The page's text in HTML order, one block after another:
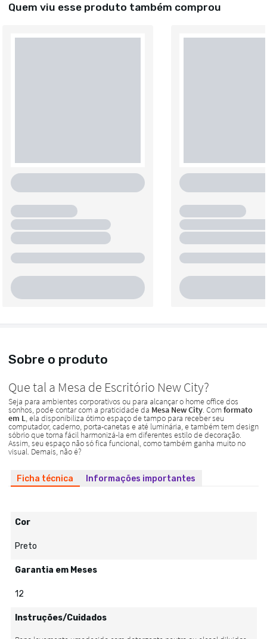
Quem viu esse produto também comprou
Sobre o produto
Ficha técnica Informações importantes
Cor
Preto
Garantia em Meses
12
Instruções/Cuidados